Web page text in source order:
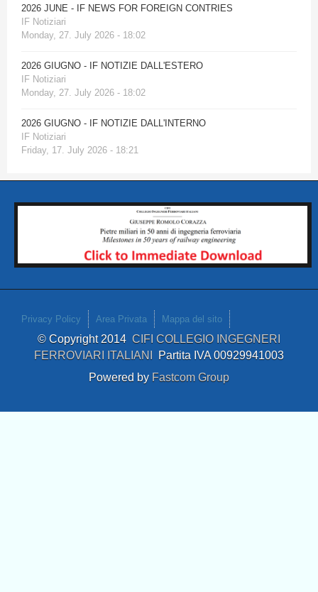
2026 JUNE - IF NEWS FOR FOREIGN CONTRIES
IF Notiziari
Monday, 27. July 2026 - 18:02
2026 GIUGNO - IF NOTIZIE DALL'ESTERO
IF Notiziari
Monday, 27. July 2026 - 18:02
2026 GIUGNO - IF NOTIZIE DALL'INTERNO
IF Notiziari
Friday, 17. July 2026 - 18:21
Privacy Policy Area Privata Mappa del sito
© Copyright 2014 CIFI COLLEGIO INGEGNERI
FERROVIARI ITALIANI Partita IVA 00929941003
Powered by Fastcom Group